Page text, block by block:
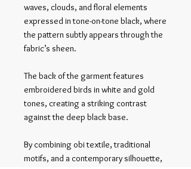
waves, clouds, and floral elements
expressed in tone-on-tone black, where
the pattern subtly appears through the
fabric’s sheen.
The back of the garment features
embroidered birds in white and gold
tones, creating a striking contrast
against the deep black base.
By combining obi textile, traditional
motifs, and a contemporary silhouette,